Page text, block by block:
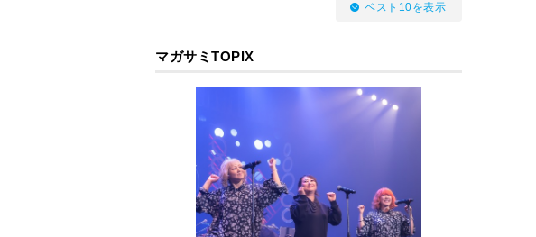
ベスト10を表示
マガサミTOPIX